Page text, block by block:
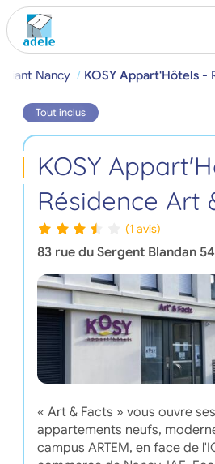
Nancy KOSY Appart'Hôtels -
Tout inclus
KOSY
Résidence Art
(1 avis)
83 rue du Sergent Blandan
« Art & Facts » vous ouvre
appartements neufs,
campus ARTEM, en face de